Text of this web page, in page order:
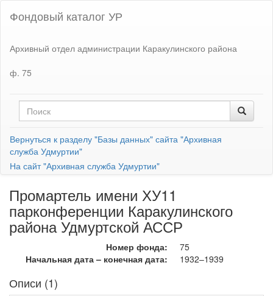
Фондовый каталог УР
Архивный отдел администрации Каракулинского района
ф. 75
Вернуться к разделу "Базы данных" сайта "Архивная
служба Удмуртии"
На сайт "Архивная служба Удмуртии"
Промартель имени ХУ11
парконференции Каракулинского
района Удмуртской АССР
Номер фонда:
75
Начальная дата – конечная дата:
1932–1939
Описи (1)